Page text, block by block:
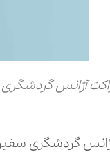
آژانس
گردشگری